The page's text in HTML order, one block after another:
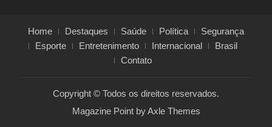
Home Destaques Saúde Política
Segurança
Esporte
Entretenimento Internacional
Brasil
Contato
Copyright © Todos os direitos reservados.
Magazine Point byAxle Themes